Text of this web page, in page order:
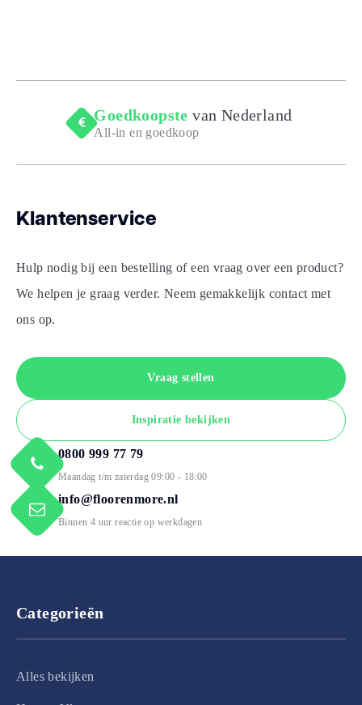
Goedkoopste van Nederland
All-in en goedkoop
Klantenservice
Hulp nodig bij een bestelling of een vraag over een product?
We helpen je graag verder. Neem gemakkelijk contact met
ons op.
Vraag stellen
Inspiratie bekijken
0800 999 77 79
Maandag t/m zaterdag 09:00 - 18:00
info@floorenmore.nl
Binnen 4 uur reactie op werkdagen
Categorieën
Alles bekijken